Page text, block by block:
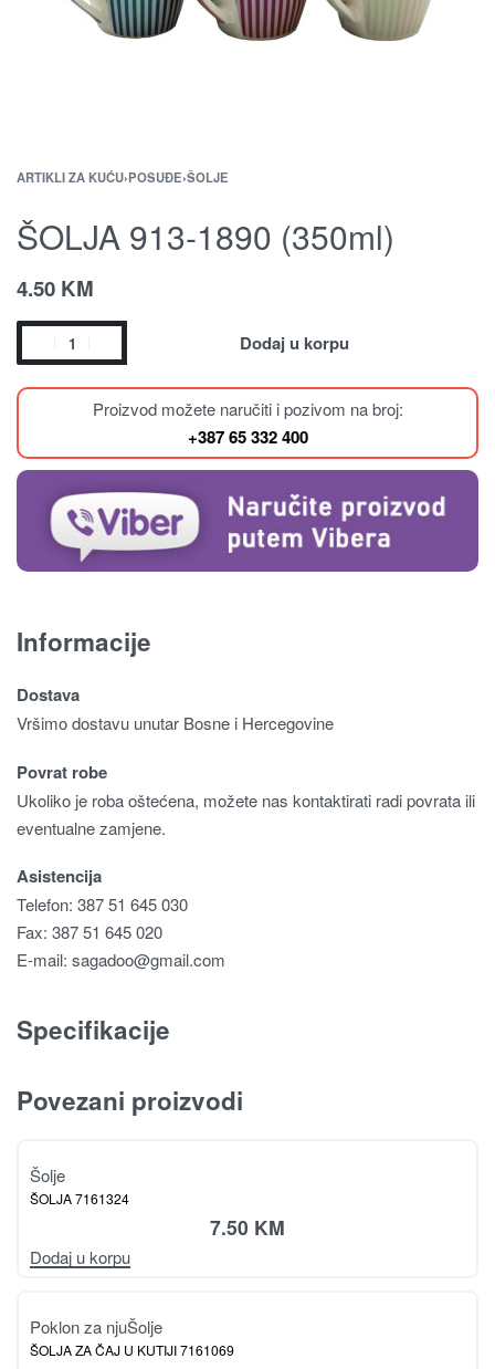
ARTIKLI ZA KUĆU›POSUĐE›ŠOLJE
ŠOLJA 913-1890 (350ml)
4.50 KM
Dodaj u korpu
Proizvod možete naručiti i pozivom na broj:
+387 65 332 400
Informacije
Dostava
Vršimo dostavu unutar Bosne i Hercegovine
Povrat robe
Ukoliko je roba oštećena, možete nas kontaktirati radi povrata ili
eventualne zamjene.
Asistencija
Telefon: 387 51 645 030
Fax: 387 51 645 020
E-mail: sagadoo@gmail.com
Specifikacije
Povezani proizvodi